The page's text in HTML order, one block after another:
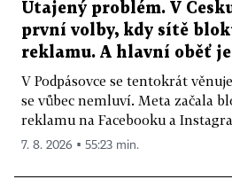
Utajený problém. V
první volby, kdy sítě
reklamu. A hlavní oběť
V Podpásovce se tentokrát
se vůbec nemluví. Meta začala
reklamu na Facebooku a
7. 8. 2026 ▪ 55:23 min.